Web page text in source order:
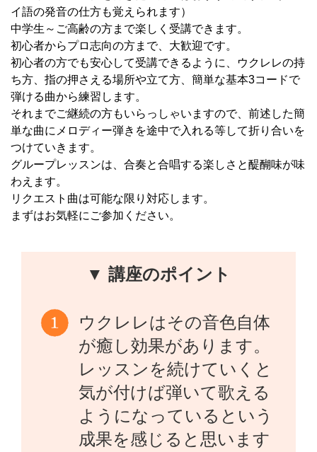
イ語の発音の仕方も覚えられます）
中学生～ご高齢の方まで楽しく受講できます。
初心者からプロ志向の方まで、大歓迎です。
初心者の方でも安心して受講できるように、ウクレレの持
ち方、指の押さえる場所や立て方、簡単な基本3コードで
弾ける曲から練習します。
それまでご継続の方もいらっしゃいますので、前述した簡
単な曲にメロディー弾きを途中で入れる等して折り合いを
つけていきます。
グループレッスンは、合奏と合唱する楽しさと醍醐味が味
わえます。
リクエスト曲は可能な限り対応します。
まずはお気軽にご参加ください。
▼ 講座のポイント
ウクレレはその音色自体
が癒し効果があります。
レッスンを続けていくと
気が付けば弾いて歌える
ようになっているという
成果を感じると思います